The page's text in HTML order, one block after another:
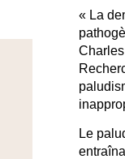
« La
Le